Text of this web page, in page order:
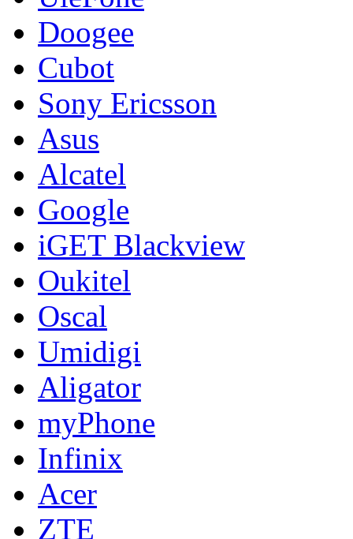
Doogee
Cubot
Sony Ericsson
Asus
Alcatel
Google
iGET Blackview
Oukitel
Oscal
Umidigi
Aligator
myPhone
Infinix
Acer
ZTE